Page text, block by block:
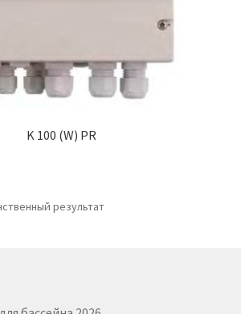
K 100 (W) PR
результат